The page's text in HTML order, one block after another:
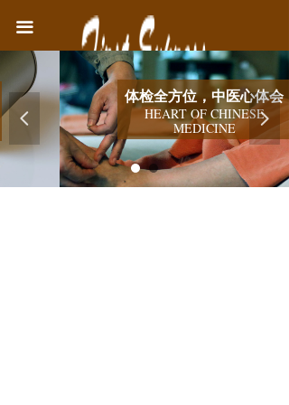
끀
首页
中医院简介
医疗业务
健康教育
联系我们
体检全方位，中医心体会
HEART OF CHINESE
MEDICINE
넳 넲